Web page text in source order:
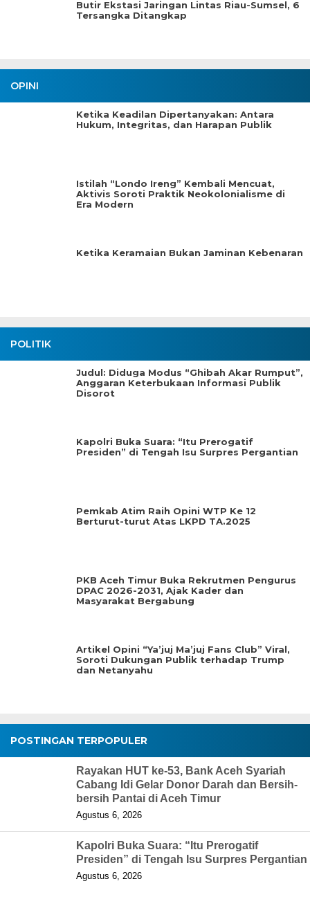
Butir Ekstasi Jaringan Lintas Riau-Sumsel, 6
Tersangka Ditangkap
OPINI
Ketika Keadilan Dipertanyakan: Antara
Hukum, Integritas, dan Harapan Publik
Istilah “Londo Ireng” Kembali Mencuat,
Aktivis Soroti Praktik Neokolonialisme di
Era Modern
Ketika Keramaian Bukan Jaminan Kebenaran
POLITIK
Judul: Diduga Modus “Ghibah Akar Rumput”,
Anggaran Keterbukaan Informasi Publik
Disorot
Kapolri Buka Suara: “Itu Prerogatif
Presiden” di Tengah Isu Surpres Pergantian
Pemkab Atim Raih Opini WTP Ke 12
Berturut-turut Atas LKPD TA.2025
PKB Aceh Timur Buka Rekrutmen Pengurus
DPAC 2026-2031, Ajak Kader dan
Masyarakat Bergabung
Artikel Opini “Ya’juj Ma’juj Fans Club” Viral,
Soroti Dukungan Publik terhadap Trump
dan Netanyahu
POSTINGAN TERPOPULER
Rayakan HUT ke-53, Bank Aceh Syariah
Cabang Idi Gelar Donor Darah dan Bersih-
bersih Pantai di Aceh Timur
Agustus 6, 2026
Kapolri Buka Suara: “Itu Prerogatif
Presiden” di Tengah Isu Surpres Pergantian
Agustus 6, 2026